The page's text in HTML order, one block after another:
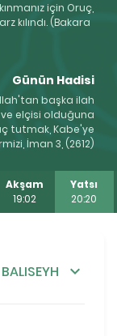
için Oruç,
kılındı. (Bakara
Günün Hadisi
başka ilah
elçisi olduğuna
tutmak, Kabe'ye
İman 3, (2612)
Akşam
19:02
Yatsı
20:20
BALISEYH